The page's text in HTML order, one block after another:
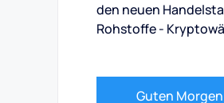
den neuen
Rohstoffe -
Guten Morgen